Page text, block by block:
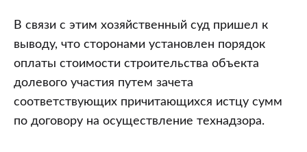
В связи с этим хозяйственный суд пришел к
выводу, что сторонами установлен порядок
оплаты стоимости строительства объекта
долевого участия путем зачета
соответствующих причитающихся истцу сумм
по договору на осуществление технадзора.